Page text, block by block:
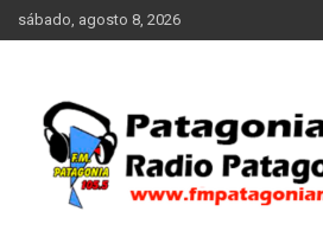
Saltar
al
sábado, agosto 8, 2026